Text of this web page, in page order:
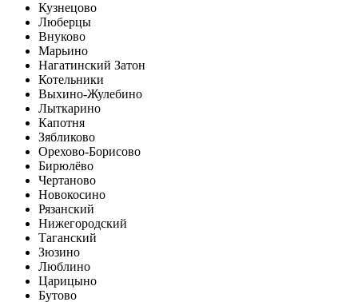
Кузнецово
Люберцы
Внуково
Марьино
Нагатинский Затон
Котельники
Выхино-Жулебино
Лыткарино
Капотня
Зябликово
Орехово-Борисово
Бирюлёво
Чертаново
Новокосино
Рязанский
Нижегородский
Таганский
Зюзино
Люблино
Царицыно
Бутово